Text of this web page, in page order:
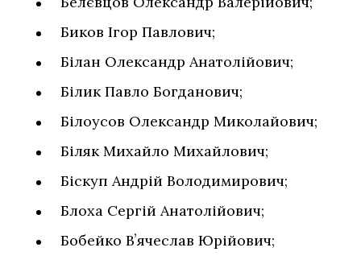
Биков Ігор Павлович;
Білан Олександр Анатолійович;
Білик Павло Богданович;
Білоусов Олександр Миколайович;
Біляк Михайло Михайлович;
Біскуп Андрій Володимирович;
Блоха Сергій Анатолійович;
Бобейко Вʼячеслав Юрійович;